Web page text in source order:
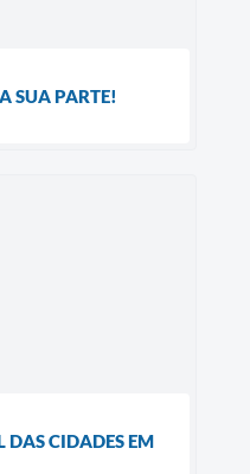
SUA PARTE!
DAS CIDADES EM